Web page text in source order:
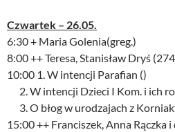
Czwartek – 26.05.
6:30 + Maria Golenia(greg.)
8:00 ++ Teresa, Stanisław Dryś
10:00 1. W intencji Parafian ()
2. W intencji Dzieci I Kom. i ich
3. O błog w urodzajach z
15:00 ++ Franciszek, Anna Rączka